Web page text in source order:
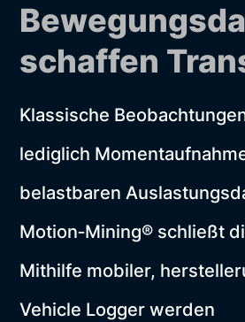
schaffen
Klassische
lediglich
belastbaren
Motion‑Mining® schließt
Mithilfe mobiler,
Vehicle Logger werden